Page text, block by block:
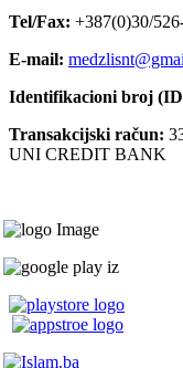
Tel/Fax: +387(0)30/
E-mail:
Identifikacioni broj
Transakcijski račun:
UNI CREDIT BANK